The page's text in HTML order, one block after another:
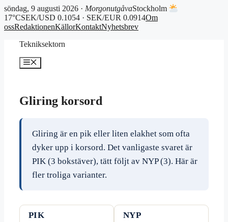
söndag, 9 augusti 2026 · MorgonutgåvaStockholm
17°CSEK/USD 0.1054 · SEK/EUR 0.0914Om
ossRedaktionenKällorKontaktNyhetsbrev
Tekniksektorn
Meny
Gliring korsord
Gliring är en pik eller liten elakhet som ofta
dyker upp i korsord. Det vanligaste svaret är
PIK (3 bokstäver), tätt följt av NYP (3). Här är
fler troliga varianter.
PIK NYP